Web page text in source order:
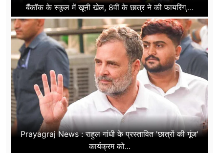
बैंकॉक के स्कूल में खूनी खेल, 8वीं के छात्र ने की फायरिंग,...
Prayagraj News : राहुल गांधी के प्रस्तावित 'छात्रों की गूंज'
कार्यक्रम को...